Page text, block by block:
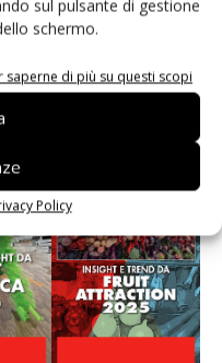
sul pulsante di gestione
schermo.
saperne di più su questi scopi
Policy